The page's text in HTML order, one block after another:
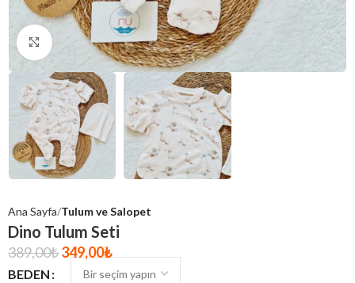
Click to enlarge
Ana Sayfa Tulum ve Salopet
Dino Tulum Seti
389,00₺349,00₺
BEDEN